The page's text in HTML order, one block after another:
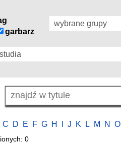
garbarz
C D E F G H J K L M N O
0